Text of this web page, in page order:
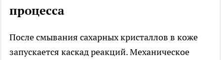
процесса
После смывания сахарных кристаллов в коже
запускается каскад реакций. Механическое